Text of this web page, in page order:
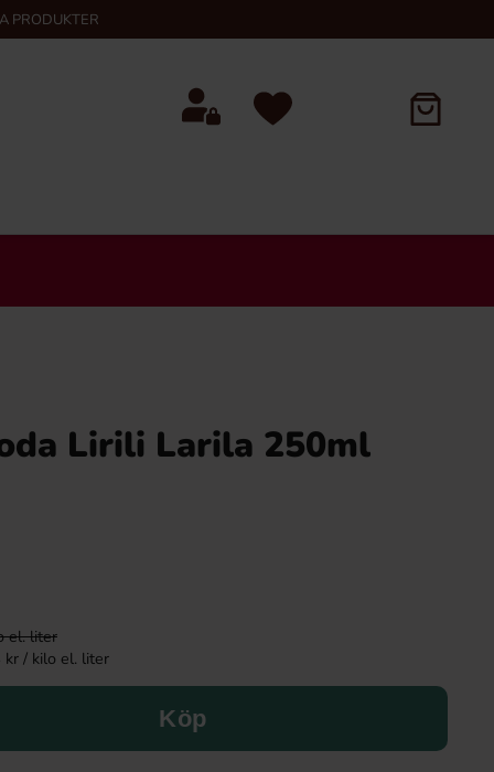
PRODUKTER
Lirili Larila 250ml
el. liter
kr / kilo el. liter
Köp